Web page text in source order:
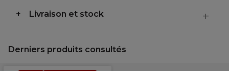
Livraison et stock
Derniers produits consultés